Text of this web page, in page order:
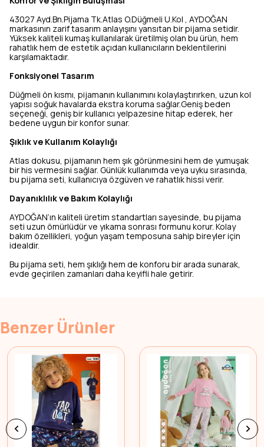
43027 Ayd.Bn.Pijama Tk.Atlas O.Düğmeli U.Kol , AYDOĞAN
markasının zarif tasarım anlayışını yansıtan bir pijama setidir.
Yüksek kaliteli kumaş kullanılarak üretilmiş olan bu ürün, hem
rahatlık hem de estetik açıdan kullanıcıların beklentilerini
karşılamaktadır.
Fonksiyonel Tasarım
Düğmeli ön kısmı, pijamanın kullanımını kolaylaştırırken, uzun kol
yapısı soğuk havalarda ekstra koruma sağlar.Geniş beden
seçeneği, geniş bir kullanıcı yelpazesine hitap ederek, her
bedene uygun bir konfor sunar.
Şıklık ve Kullanım Kolaylığı
Atlas dokusu, pijamanın hem şık görünmesini hem de yumuşak
bir his vermesini sağlar. Günlük kullanımda veya uyku sırasında,
bu pijama seti, kullanıcıya özgüven ve rahatlık hissi verir.
Dayanıklılık ve Bakım Kolaylığı
AYDOĞAN’ın kaliteli üretim standartları sayesinde, bu pijama
seti uzun ömürlüdür ve yıkama sonrası formunu korur. Kolay
bakım özellikleri, yoğun yaşam temposuna sahip bireyler için
idealdir.
Bu pijama seti, hem şıklığı hem de konforu bir arada sunarak,
evde geçirilen zamanları daha keyifli hale getirir.
Benzer Ürünler